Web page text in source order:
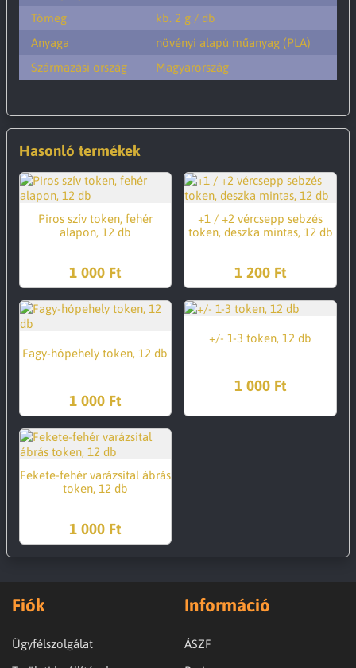
Tömeg
kb. 2 g / db
Anyaga
növényi alapú műanyag (PLA)
Származási ország
Magyarország
Hasonló termékek
Piros szív token, fehér
alapon, 12 db
1 000 Ft
+1 / +2 vércsepp sebzés
token, deszka mintas, 12 db
1 200 Ft
Fagy-hópehely token, 12 db
1 000 Ft
+/- 1-3 token, 12 db
1 000 Ft
Fekete-fehér varázsital ábrás
token, 12 db
1 000 Ft
Fiók
Ügyfélszolgálat
Információ
ÁSZF